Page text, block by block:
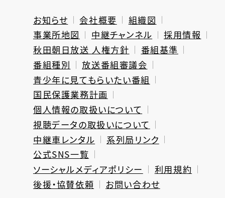
お知らせ 会社概要
組織図
事業所地図
中継チャンネル
採用情報
秋田朝日放送 人権方針
番組基準
番組種別
放送番組審議会
青少年に見てもらいたい番組
国民保護業務計画
個人情報の取扱いについて
視聴データの取扱いについて
中継車レンタル
系列局リンク
公式SNS一覧
ソーシャルメディアポリシー
利用規約
後援・協賛依頼
お問い合わせ